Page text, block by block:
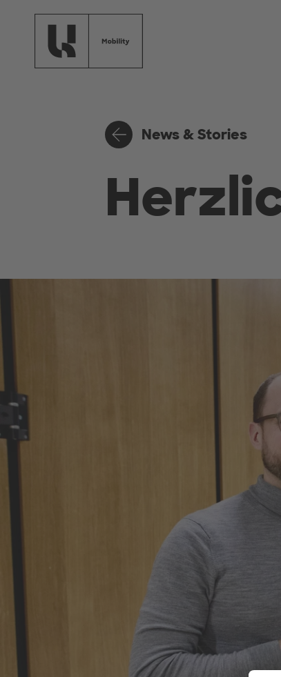
Zum Hauptinhalt springen
News & Stories